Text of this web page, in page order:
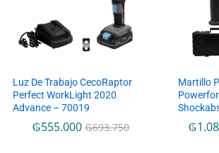
Luz De Trabajo CecoRaptor
Perfect WorkLight 2020
Advance – 70019
₲555.000 ₲693.750
Martillo
₲